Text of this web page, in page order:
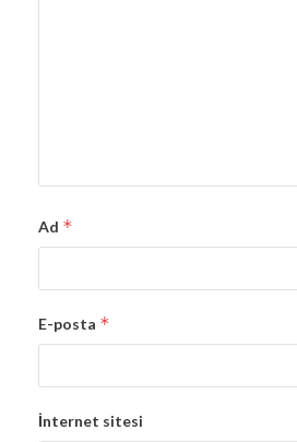
Ad *
E-posta *
İnternet sitesi